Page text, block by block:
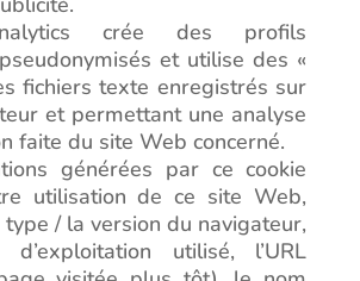
crée des profils
et utilise des «
fichiers texte enregistrés sur
et permettant une analyse
faite du site Web concerné.
générées par ce cookie
utilisation de ce site Web,
/ la version du navigateur,
utilisé, l’URL